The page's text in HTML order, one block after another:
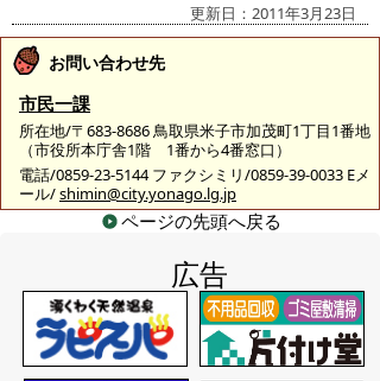
更新日：2011年3月23日
お問い合わせ先
市民一課
所在地/〒683-8686 鳥取県米子市加茂町1丁目1番地
（市役所本庁舎1階 1番から4番窓口）
電話/0859-23-5144 ファクシミリ/0859-39-0033 Eメ
ール/shimin@city.yonago.lg.jp
ページの先頭へ戻る
広告